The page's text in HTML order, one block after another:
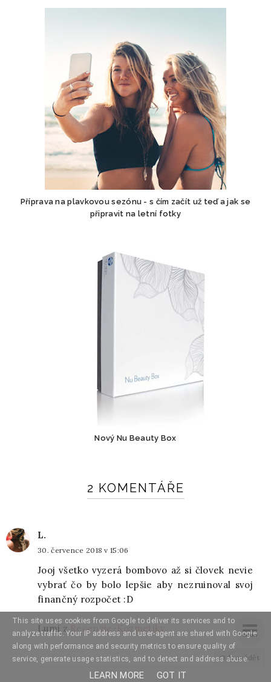
Příprava na plavkovou sezónu - s čím začít už teď a jak se
připravit na letní fotky
Nový Nu Beauty Box
2 KOMENTÁŘE
L.
30. července 2018 v 15:06
Jooj všetko vyzerá bombovo až si človek nevie
vybrať čo by bolo lepšie aby nezruinoval svoj
finančný rozpočet :D
Lumi z Recenzie-Kozmetiky
Odpovědět
This site uses cookies from Google to deliver its services and to
analyze traffic. Your IP address and user-agent are shared with Google
along with performance and security metrics to ensure quality of
service, generate usage statistics, and to detect and address abuse.
LEARN MORE GOT IT